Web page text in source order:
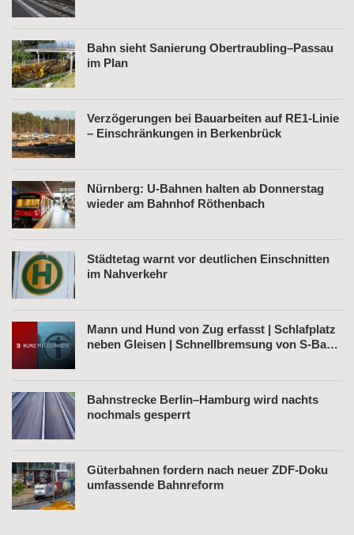
Bahn sieht Sanierung Obertraubling–Passau
im Plan
Verzögerungen bei Bauarbeiten auf RE1-Linie
– Einschränkungen in Berkenbrück
Nürnberg: U-Bahnen halten ab Donnerstag
wieder am Bahnhof Röthenbach
Städtetag warnt vor deutlichen Einschnitten
im Nahverkehr
Mann und Hund von Zug erfasst | Schlafplatz
neben Gleisen | Schnellbremsung von S-Bahn
Bahnstrecke Berlin–Hamburg wird nachts
nochmals gesperrt
Güterbahnen fordern nach neuer ZDF-Doku
umfassende Bahnreform